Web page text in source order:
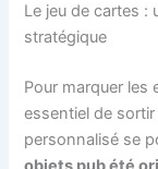
Le jeu de cartes :
stratégique
Pour marquer les
essentiel de
personnalisé se